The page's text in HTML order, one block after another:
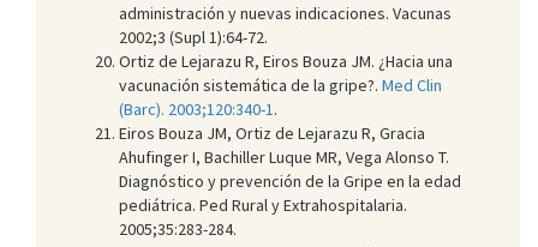
administración y nuevas indicaciones. Vacunas
2002;3 (Supl 1):64-72.
Ortiz de Lejarazu R, Eiros Bouza JM. ¿Hacia una
vacunación sistemática de la gripe?. Med Clin
(Barc). 2003;120:340-1 .
Eiros Bouza JM, Ortiz de Lejarazu R, Gracia
Ahufinger I, Bachiller Luque MR, Vega Alonso T.
Diagnóstico y prevención de la Gripe en la edad
pediátrica. Ped Rural y Extrahospitalaria.
2005;35:283-284.